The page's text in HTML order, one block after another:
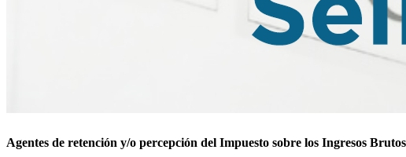
Agentes de retención y/o percepción del Impuesto sobre los Ingresos